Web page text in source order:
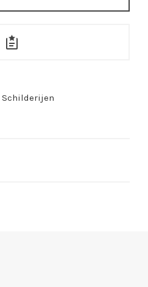
Schilderijen